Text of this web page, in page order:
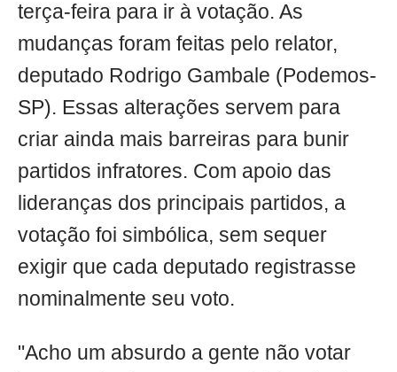
terça-feira para ir à votação. As
mudanças foram feitas pelo relator,
deputado Rodrigo Gambale (Podemos-
SP). Essas alterações servem para
criar ainda mais barreiras para bunir
partidos infratores. Com apoio das
lideranças dos principais partidos, a
votação foi simbólica, sem sequer
exigir que cada deputado registrasse
nominalmente seu voto.
"Acho um absurdo a gente não votar